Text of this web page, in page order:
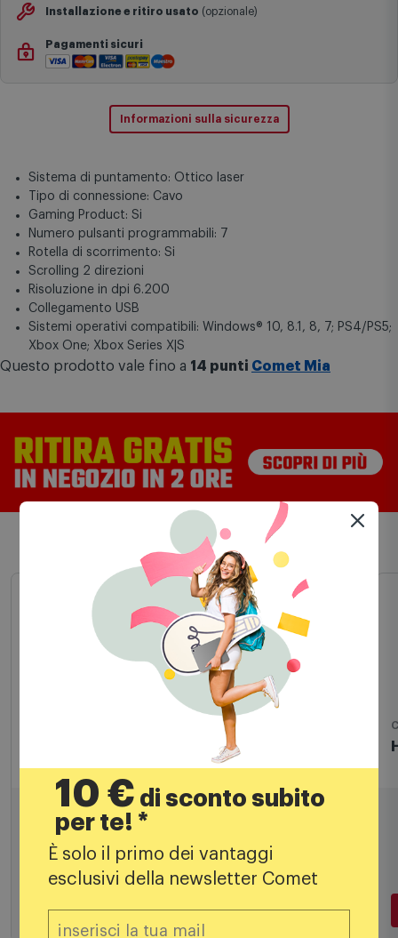
Installazione e ritiro usato (opzionale)
Pagamenti sicuri
Informazioni sulla sicurezza
Sistema di puntamento: Ottico laser
Tipo di connessione: Cavo
Gaming Product: Si
Numero pulsanti programmabili: 7
Rotella di scorrimento: Si
Scrolling 2 direzioni
Risoluzione in dpi 6.200
Collegamento USB
Sistemi operativi compatibili: Windows® 10, 8.1, 8, 7; PS4/PS5;
Xbox One; Xbox Series X|S
Questo prodotto vale fino a 14 punti Comet Mia
Prodotti simili
Hp Mouse Wireless 3v0g9aa Nero
11,99€
Aggiungi al carrello
10 € di sconto subito
per te! *
È solo il primo dei vantaggi
esclusivi della newsletter Comet